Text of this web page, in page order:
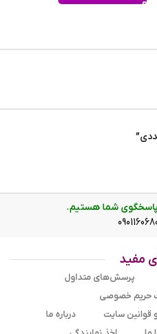
مفید
پرسش‌های متداول
حریم خصوصی
قوانین سایت
درباره ما